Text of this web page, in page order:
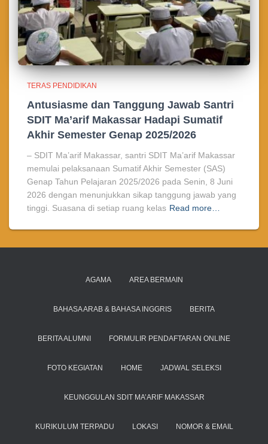
TERAS PENDIDIKAN
Antusiasme dan Tanggung Jawab Santri
SDIT Ma’arif Makassar Hadapi Sumatif
Akhir Semester Genap 2025/2026
– SDIT Ma’arif Makassar, santri SDIT Ma’arif Makassar
memulai pelaksanaan Sumatif Akhir Semester (SAS)
Genap Tahun Pelajaran 2025/2026 pada Senin, 8 Juni
2026 dengan menunjukkan sikap tanggung jawab yang
tinggi. Suasana di setiap ruang kelas Read more…
AGAMA AREA BERMAIN
BAHASA ARAB & BAHASA INGGRIS BERITA
BERITA ALUMNI FORMULIR PENDAFTARAN ONLINE
FOTO KEGIATAN HOME JADWAL SELEKSI
KEUNGGULAN SDIT MA’ARIF MAKASSAR
KURIKULUM TERPADU LOKASI NOMOR & EMAIL